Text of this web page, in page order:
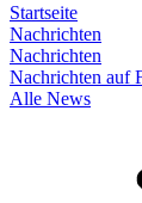
Startseite
Nachrichten
Nachrichten
Nachrichten auf
Alle News